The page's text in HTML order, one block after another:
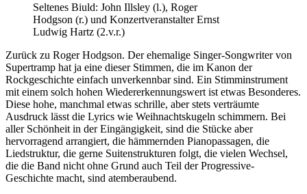
Seltenes Biuld: John Illsley (l.), Roger
Hodgson (r.) und Konzertveranstalter Ernst
Ludwig Hartz (2.v.r.)
Zurück zu Roger Hodgson. Der ehemalige Singer-Songwriter von
Supertramp hat ja eine dieser Stimmen, die im Kanon der
Rockgeschichte einfach unverkennbar sind. Ein Stimminstrument
mit einem solch hohen Wiedererkennungswert ist etwas Besonderes.
Diese hohe, manchmal etwas schrille, aber stets verträumte
Ausdruck lässt die Lyrics wie Weihnachtskugeln schimmern. Bei
aller Schönheit in der Eingängigkeit, sind die Stücke aber
hervorragend arrangiert, die hämmernden Pianopassagen, die
Liedstruktur, die gerne Suitenstrukturen folgt, die vielen Wechsel,
die die Band nicht ohne Grund auch Teil der Progressive-
Geschichte macht, sind atemberaubend.